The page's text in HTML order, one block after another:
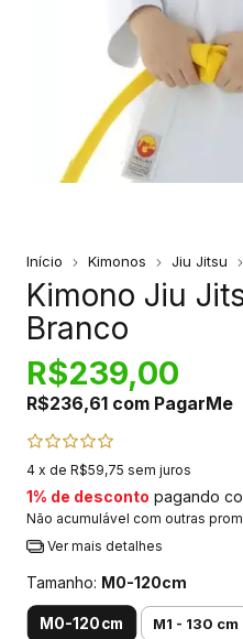
Início Kimonos Jiu Jitsu
Kimono Jiu
Branco
R$239,00
R$236,61 com PagarMe
4 x de R$59,75 sem juros
1% de desconto pagando
Não acumulável com outras
Ver mais detalhes
Tamanho: M0-120cm
M0-120cm M1 - 130 cm